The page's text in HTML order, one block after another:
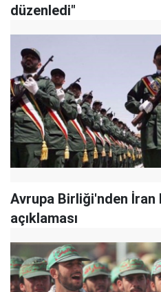
düzenledi"
Avrupa Birliği'nden İran
açıklaması